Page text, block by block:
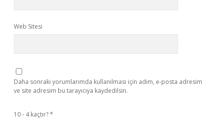
Web Sitesi
Daha sonraki yorumlarımda kullanılması için adım, e-posta adresim
ve site adresim bu tarayıcıya kaydedilsin.
10 - 4 kaçtır?*